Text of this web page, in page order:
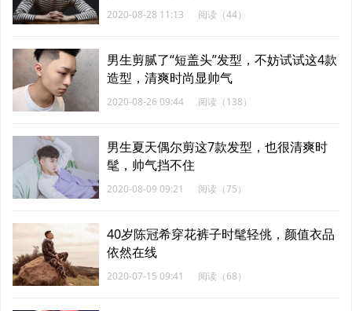
2020-08-28 11:13 阅读（44）
男生剪腻了“短盖头”发型，不妨试试这4款
造型，清爽时尚显帅气
2020-08-26 09:44 阅读（138）
男生夏天偶尔剪这7款发型，也很清爽时
髦，帅气挡不住
2020-08-09 09:21 阅读（75）
40岁陈冠希穿花裤子时髦轻佻，颜值衣品
依然在线
2020-07-15 09:41 阅读（68）